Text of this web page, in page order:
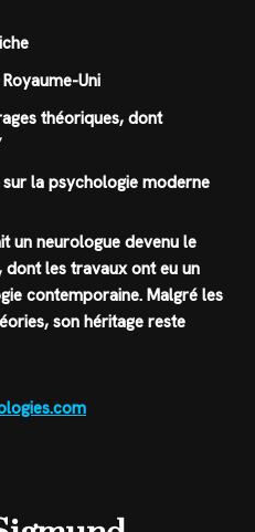
Uni
théoriques, dont
la psychologie moderne
un neurologue devenu le
les travaux ont eu un
contemporaine. Malgré les
son héritage reste